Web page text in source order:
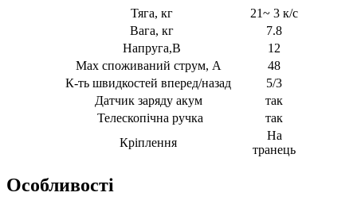
Тяга, кг
21~ 3 к/с
Вага, кг
7.8
Напруга,В
12
Max споживаний струм, А
48
К-ть швидкостей вперед/назад
5/3
Датчик заряду акум
так
Телескопічна ручка
так
Кріплення
На
транець
Особливості